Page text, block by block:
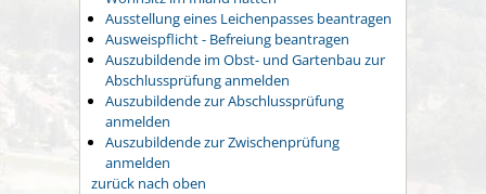
Ausstellung eines Leichenpasses beantragen
Ausweispflicht - Befreiung beantragen
Auszubildende im Obst- und Gartenbau zur
Abschlussprüfung anmelden
Auszubildende zur Abschlussprüfung
anmelden
Auszubildende zur Zwischenprüfung
anmelden
zurück nach oben